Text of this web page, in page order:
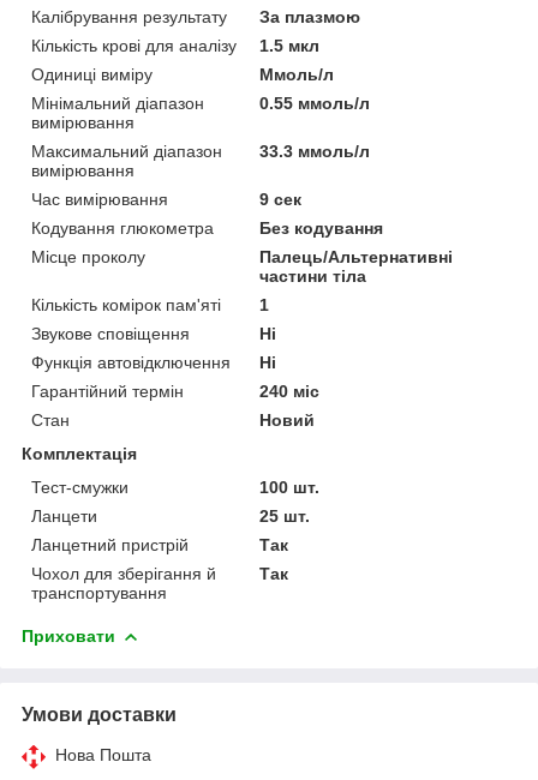
Калібрування результату
За плазмою
Кількість крові для аналізу
1.5 мкл
Одиниці виміру
Ммоль/л
Мінімальний діапазон
вимірювання
0.55 ммоль/л
Максимальний діапазон
вимірювання
33.3 ммоль/л
Час вимірювання
9 сек
Кодування глюкометра
Без кодування
Місце проколу
Палець/Альтернативні
частини тіла
Кількість комірок пам'яті
1
Звукове сповіщення
Ні
Функція автовідключення
Ні
Гарантійний термін
240 міс
Стан
Новий
Комплектація
Тест-смужки
100 шт.
Ланцети
25 шт.
Ланцетний пристрій
Так
Чохол для зберігання й
транспортування
Так
Приховати
Умови доставки
Нова Пошта